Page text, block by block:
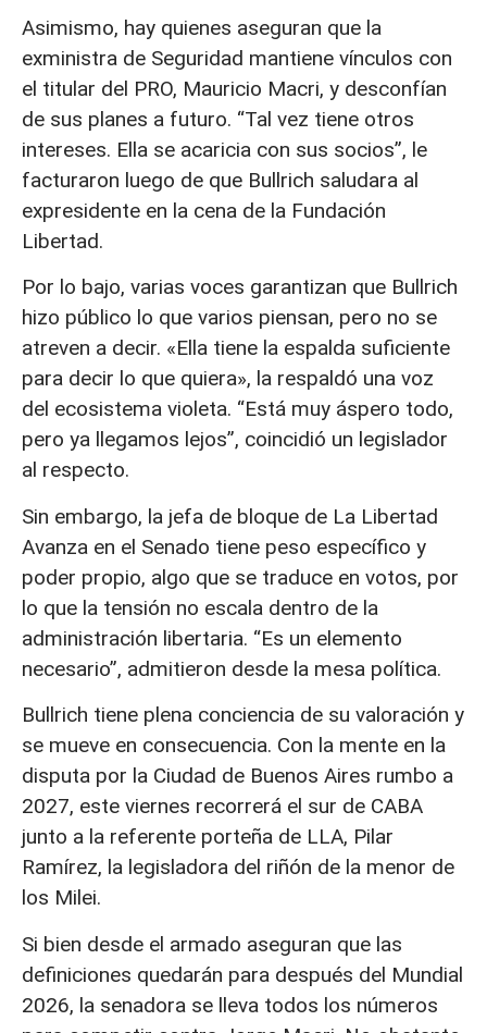
Asimismo, hay quienes aseguran que la
exministra de Seguridad mantiene vínculos con
el titular del PRO, Mauricio Macri, y desconfían
de sus planes a futuro. “Tal vez tiene otros
intereses. Ella se acaricia con sus socios”, le
facturaron luego de que Bullrich saludara al
expresidente en la cena de la Fundación
Libertad.
Por lo bajo, varias voces garantizan que Bullrich
hizo público lo que varios piensan, pero no se
atreven a decir. «Ella tiene la espalda suficiente
para decir lo que quiera», la respaldó una voz
del ecosistema violeta. “Está muy áspero todo,
pero ya llegamos lejos”, coincidió un legislador
al respecto.
Sin embargo, la jefa de bloque de La Libertad
Avanza en el Senado tiene peso específico y
poder propio, algo que se traduce en votos, por
lo que la tensión no escala dentro de la
administración libertaria. “Es un elemento
necesario”, admitieron desde la mesa política.
Bullrich tiene plena conciencia de su valoración y
se mueve en consecuencia. Con la mente en la
disputa por la Ciudad de Buenos Aires rumbo a
2027, este viernes recorrerá el sur de CABA
junto a la referente porteña de LLA, Pilar
Ramírez, la legisladora del riñón de la menor de
los Milei.
Si bien desde el armado aseguran que las
definiciones quedarán para después del Mundial
2026, la senadora se lleva todos los números